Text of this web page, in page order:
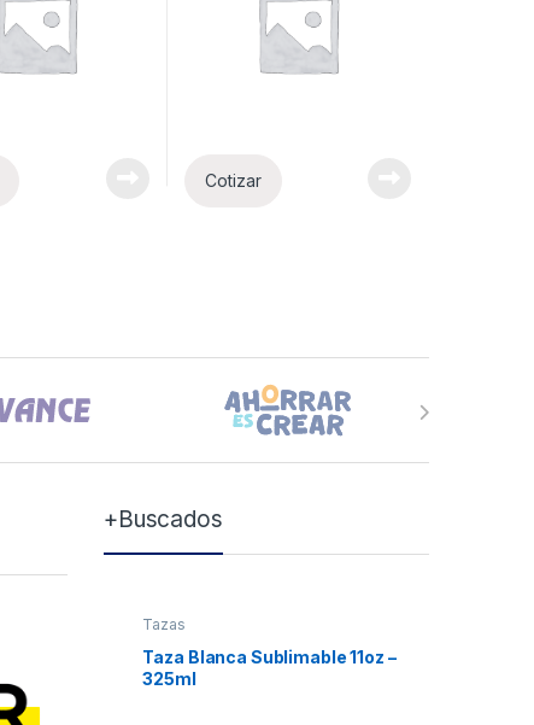
Cotizar
+Buscados
Tazas
Taza Blanca Sublimable 11oz –
325ml